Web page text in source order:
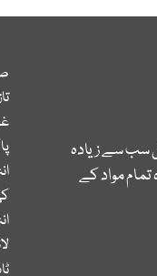
سب سے زیادہ
مواد کے